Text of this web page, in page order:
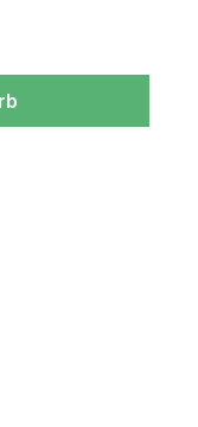
die Schaltflächen